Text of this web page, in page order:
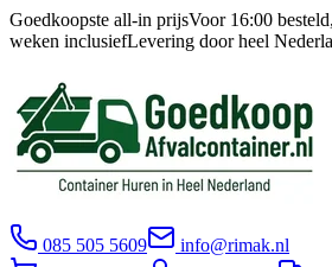
Goedkoopste all-in prijsVoor 16:00
weken inclusiefLevering door heel
085 505 5609
info@rimak.nl